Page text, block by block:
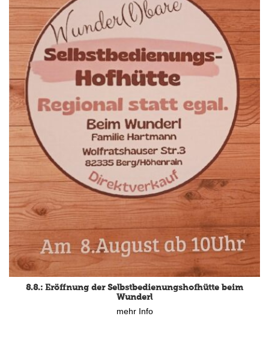
8.8.: Eröffnung der Selbstbedienungshofhütte beim
Wunderl
mehr Info